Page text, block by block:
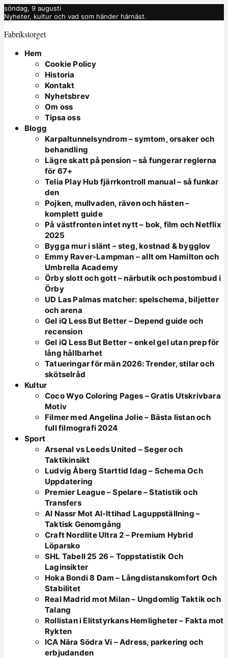
söndag, 9 augusti
Nyheter, kultur och vad som händer härnäst.
Fabrikstorget
Hem
Cookie Policy
Historia
Kontakt
Nyhetsbrev
Om oss
Tipsa oss
Blogg
Karpaltunnelsyndrom – symtom, orsaker och
behandling
Lägre skatt på pension – så fungerar reglerna
för 67+
Telia Play Hub fjärrkontroll manual – så funkar
den
Pojken, mullvaden, räven och hästen –
komplett guide
På västfronten intet nytt – bok, film och Netflix
2025
Bygga mur i slänt – steg, kostnad & bygglov
Emmy Raver-Lampman – allt om Hamilton och
Umbrella Academy
Örby slott och gott – närbutik och postombud i
Örby
UD Las Palmas matcher: spelschema, biljetter
och arena
Gel iQ Less But Better – Depend guide och
recension
Gel iQ Less But Better – enkel gel utan prep för
lång hållbarhet
Tatueringar för män 2026: Trender, stilar och
skötselråd
Kultur
Coco Wyo Coloring Pages – Gratis Utskrivbara
Motiv
Filmer med Angelina Jolie – Bästa listan och
full filmografi 2024
Sport
Arsenal vs Leeds United – Seger och
Taktikinsikt
Ludvig Åberg Starttid Idag – Schema Och
Uppdatering
Premier League – Spelare – Statistik och
Transfers
Al Nassr Mot Al-Ittihad Laguppställning –
Taktisk Genomgång
Craft Nordlite Ultra 2 – Premium Hybrid
Löparsko
SHL Tabell 25 26 – Toppstatistik Och
Laginsikter
Hoka Bondi 8 Dam – Långdistanskomfort Och
Stabilitet
Real Madrid mot Milan – Ungdomlig Taktik och
Talang
Rollistan i Elitstyrkans Hemligheter – Fakta mot
Rykten
ICA Nära Södra Vi – Adress, parkering och
erbjudanden